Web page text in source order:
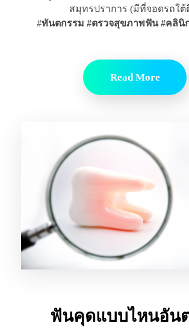
สมุทรปราการ (มีที่จอดรถใต้
#ทันตกรรม #ตรวจสุขภาพฟัน #คลินิ
Read More
ฟันคุดแบบไหนอัน